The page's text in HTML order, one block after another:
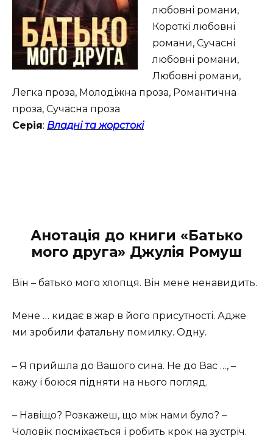
любовні романи,
Короткі любовні
романи, Сучасні
любовні романи,
Любовні романи,
Легка проза, Молодіжна проза, Романтична
проза, Сучасна проза
Серія: Владні та жорстокі
Анотація до книги «Батько
мого друга» Джулія Ромуш
Він – батько мого хлопця. Він мене ненавидить.
Мене … кидає в жар в його присутності. Адже
ми зробили фатальну помилку. Одну.
– Я прийшла до Вашого сина. Не до Вас …, –
кажу і боюся підняти на нього погляд.
– Навіщо? Розкажеш, що між нами було? –
Чоловік посміхається і робить крок на зустріч.